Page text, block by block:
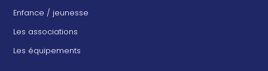
Enfance / jeunesse
Les associations
Les équipements